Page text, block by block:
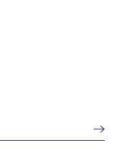
V
o